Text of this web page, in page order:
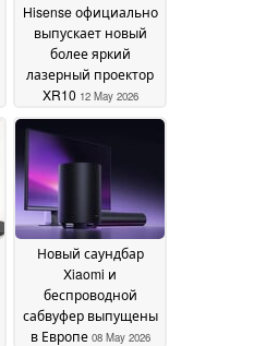
Hisense официально
выпускает новый
более яркий
лазерный проектор
XR10 12 May 2026
Новый саундбар
Xiaomi и
беспроводной
сабвуфер выпущены
в Европе 08 May 2026